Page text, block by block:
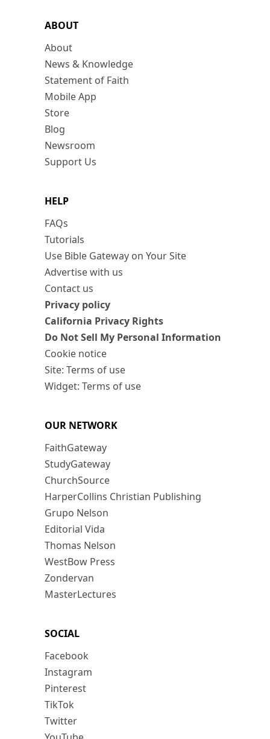
ABOUT
About
News & Knowledge
Statement of Faith
Mobile App
Store
Blog
Newsroom
Support Us
HELP
FAQs
Tutorials
Use Bible Gateway on Your Site
Advertise with us
Contact us
Privacy policy
California Privacy Rights
Do Not Sell My Personal Information
Cookie notice
Site: Terms of use
Widget: Terms of use
OUR NETWORK
FaithGateway
StudyGateway
ChurchSource
HarperCollins Christian Publishing
Grupo Nelson
Editorial Vida
Thomas Nelson
WestBow Press
Zondervan
MasterLectures
SOCIAL
Facebook
Instagram
Pinterest
TikTok
Twitter